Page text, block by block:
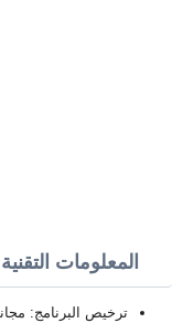
المعلومات التقنية eMule
ترخيص البرنامج: مجانية